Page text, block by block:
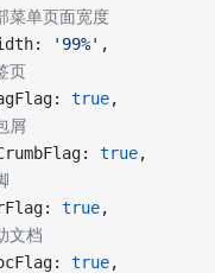
菜单页面宽度
: ' 99%' ,
页
: true,
屑
: true,
: true,
文档
: true,